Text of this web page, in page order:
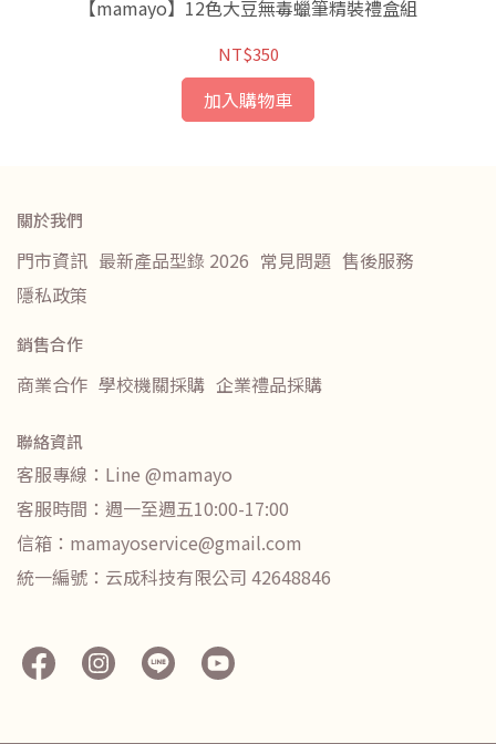
【mamayo】12色大豆無毒蠟筆精裝禮盒組
NT$350
加入購物車
關於我們
門市資訊 最新產品型錄 2026 常見問題 售後服務
隱私政策
銷售合作
商業合作 學校機關採購 企業禮品採購
聯絡資訊
客服專線：Line @mamayo
客服時間：週一至週五10:00-17:00
信箱：mamayoservice@gmail.com
統一編號：云成科技有限公司 42648846